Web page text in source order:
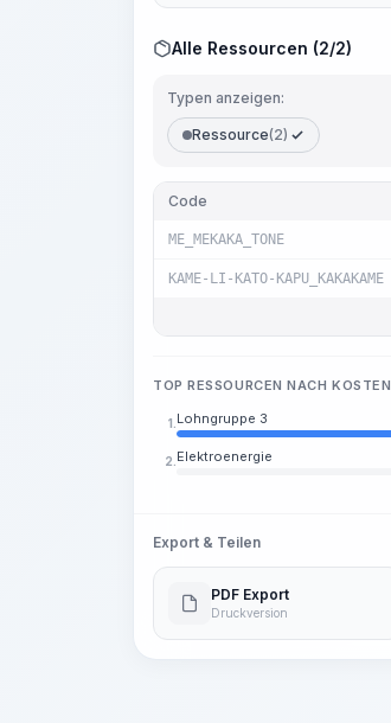
Alle Ressourcen (2/2)
Typen anzeigen:
Ressource(2)
Code
ME_MEKAKA_TONE
KAME-LI-KATO-KAPU_KAKAKAME
TOP RESSOURCEN NACH KOSTEN
1. Lohngruppe 3
2. Elektroenergie
Export & Teilen
PDF Export
Druckversion